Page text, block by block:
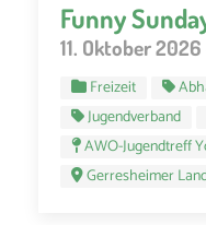
Funny
11. Oktober 2026
Freizeit
Jugendverband
AWO-Jugendtreff
Gerresheimer